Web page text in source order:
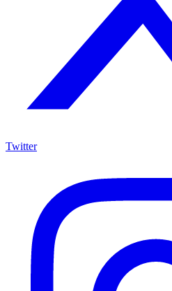
Twitter